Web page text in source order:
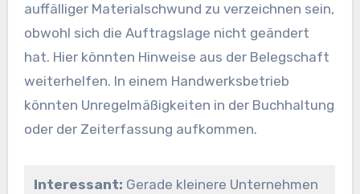
auffälliger Materialschwund zu verzeichnen sein,
obwohl sich die Auftragslage nicht geändert
hat. Hier könnten Hinweise aus der Belegschaft
weiterhelfen. In einem Handwerksbetrieb
könnten Unregelmäßigkeiten in der Buchhaltung
oder der Zeiterfassung aufkommen.
Interessant: Gerade kleinere Unternehmen